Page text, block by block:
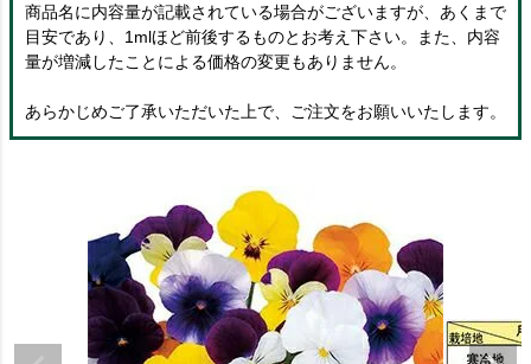
商品名に内容量が記載されている場合がございますが、あくまで
目安であり、1mlほど前後するものとお考え下さい。また、内容
量が増減したことによる価格の変更もありません。
あらかじめご了承いただいた上で、ご注文をお願いいたします。